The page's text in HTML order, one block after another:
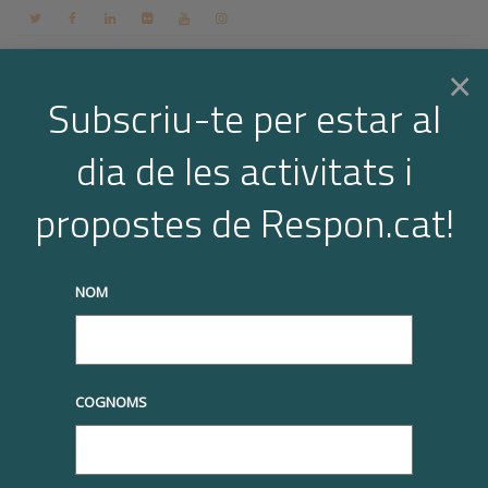
Contacte Espai membres Login CA
Quotes_respon.cat_2015
Home
Quotes_respon.cat_2015
×
Subscriu-te per estar al
dia de les activitats i
propostes de Respon.cat!
NOM
COGNOMS